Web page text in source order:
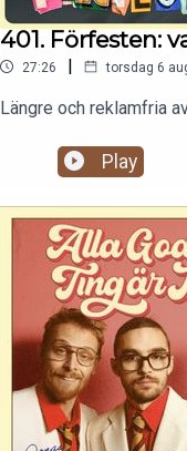
401. Förfesten:
27:26 | torsdag 6
Längre och reklamfria
Play